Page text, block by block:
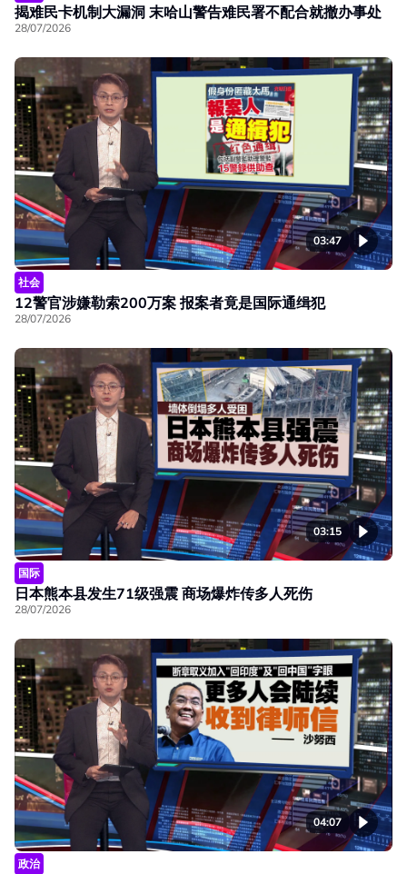
揭难民卡机制大漏洞 末哈山警告难民署不配合就撤办事处
28/07/2026
03:47
社会
12警官涉嫌勒索200万案 报案者竟是国际通缉犯
28/07/2026
03:15
国际
日本熊本县发生71级强震 商场爆炸传多人死伤
28/07/2026
04:07
政治